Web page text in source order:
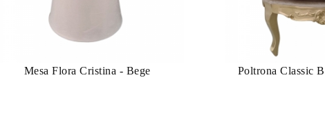
Mesa Flora Cristina - Bege Poltrona Classic